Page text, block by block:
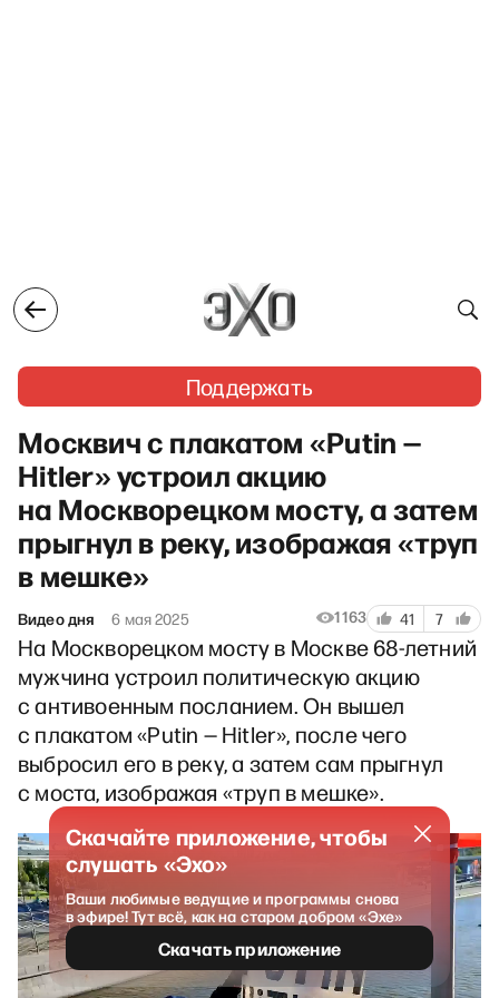
Поддержать
Москвич с плакатом «Putin —
Hitler» устроил акцию
на Москворецком мосту, а затем
прыгнул в реку, изображая «труп
в мешке»
Видео дня 6 мая 2025 1163 41 7
На Москворецком мосту в Москве 68-летний
мужчина устроил политическую акцию
с антивоенным посланием. Он вышел
с плакатом «Putin — Hitler», после чего
выбросил его в реку, а затем сам прыгнул
с моста, изображая «труп в мешке».
Скачайте приложение, чтобы
слушать «Эхо»
Ваши любимые ведущие и программы снова
в эфире! Тут всё, как на старом добром «Эхе»
Скачать приложение